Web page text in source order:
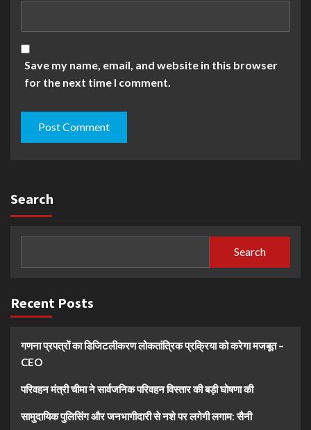
Save my name, email, and website in this browser
for the next time I comment.
Search
Search
Recent Posts
गणना प्रपत्रों का डिजिटलीकरण लोकतांत्रिक प्रक्रिया को करेगा मजबूत –
CEO
परिवहन मंत्री चीमा ने सार्वजनिक परिवहन विस्तार की बड़ी घोषणा की
सामुदायिक पुलिसिंग और जनभागीदारी से नशे पर लगेगी लगाम: सैनी